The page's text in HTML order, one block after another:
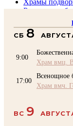
Храмы
Расписание
Воскресная
КОНТАКТЫ
Помочь
СБ 8
9:00
Храм вмц.
17:00
Всенощное
Храм вмч.
ВС 9